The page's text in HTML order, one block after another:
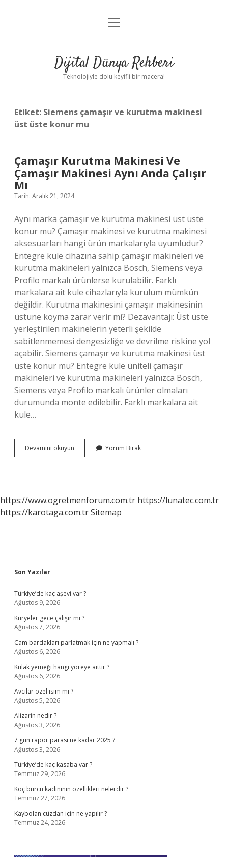
Anasayfa
Yasal Uyarı
menüyü
Dijital Dünya Rehberi
Teknolojiyle dolu keyifli bir macera!
Etiket: Siemens çamaşır ve kurutma makinesi
üst üste konur mu
Çamaşır Kurutma Makinesi Ve
Çamaşır Makinesi Aynı Anda Çalışır
Mı
Tarih: Aralık 21, 2024
Aynı marka çamaşır ve kurutma makinesi üst üste
konur mu? Çamaşır makinesi ve kurutma makinesi
aksesuarları hangi ürün markalarıyla uyumludur?
Entegre kule cihazına sahip çamaşır makineleri ve
kurutma makineleri yalnızca Bosch, Siemens veya
Profilo markalı ürünlerse kurulabilir. Farklı
markalara ait kule cihazlarıyla kurulum mümkün
değildir. Kurutma makinesini çamaşır makinesinin
üstüne koyma zarar verir mi? Dezavantajı: Üst üste
yerleştirilen makinelerin yeterli şekilde
sabitlenmemesi dengesizliğe ve devrilme riskine yol
açabilir. Siemens çamaşır ve kurutma makinesi üst
üste konur mu? Entegre kule üniteli çamaşır
makineleri ve kurutma makineleri yalnızca Bosch,
Siemens veya Profilo markalı ürünler olmaları
durumunda monte edilebilir. Farklı markalara ait
kule…
Devamını okuyun Çamaşır
Kurutma
Aynı
Anda
Yorum Bırak
https://www.ogretmenforum.com.tr https://lunatec.com.tr
https://karotaga.com.trSitemap
Sidebar
Son Yazılar
Türkiye’de kaç aşevi var ?
Ağustos 9, 2026
Kuryeler gece çalışır mı ?
Ağustos 7, 2026
Cam bardakları parlatmak için ne yapmalı ?
Ağustos 6, 2026
Kulak yemeği hangi yöreye aittir ?
Ağustos 6, 2026
Avcılar özel isim mi ?
Ağustos 5, 2026
Alizarin nedir ?
Ağustos 3, 2026
7 gün rapor parası ne kadar 2025 ?
Ağustos 3, 2026
Türkiye’de kaç kasaba var ?
Temmuz 29, 2026
Koç burcu kadınının özellikleri nelerdir ?
Temmuz 27, 2026
Kaybolan cüzdan için ne yapılır ?
Temmuz 24, 2026